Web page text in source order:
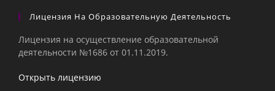
Лицензия На Образовательную Деятельность
Лицензия на осуществление образовательной
деятельности №1686 от 01.11.2019.
Открыть лицензию